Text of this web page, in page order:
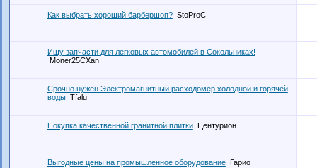
Как выбрать хороший барбершоп? StoProC
Ищу запчасти для легковых автомобилей в Сокольниках!
Moner25CXan
Срочно нужен Электромагнитный расходомер холодной и горячей
воды Tfalu
Покупка качественной гранитной плитки Центурион
Выгодные цены на промышленное оборудование Гарио